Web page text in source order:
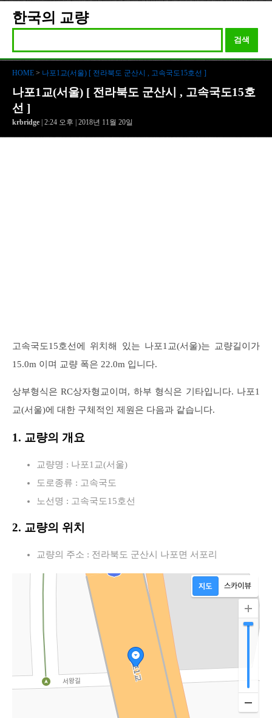
한국의 교량
검색
HOME > 나포1교(서울) [ 전라북도 군산시 , 고속국도15호선 ]
나포1교(서울) [ 전라북도 군산시 , 고속국도15호
선 ]
krbridge | 2:24 오후 | 2018년 11월 20일
고속국도15호선에 위치해 있는 나포1교(서울)는 교량길이가
15.0m 이며 교량 폭은 22.0m 입니다.
상부형식은 RC상자형교이며, 하부 형식은 기타입니다. 나포1
교(서울)에 대한 구체적인 제원은 다음과 같습니다.
1. 교량의 개요
교량명 : 나포1교(서울)
도로종류 : 고속국도
노선명 : 고속국도15호선
2. 교량의 위치
교량의 주소 : 전라북도 군산시 나포면 서포리